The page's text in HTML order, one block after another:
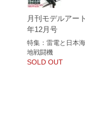
月刊モデルアー
年12月号
特集：雷電と日本
地戦闘機
SOLD OUT